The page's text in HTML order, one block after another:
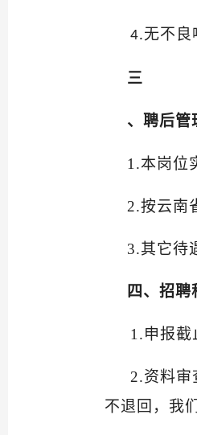
4.无不良
三
、聘后管
1.本岗位
2.按云南
3.其它待
四、招聘
1.申报截
2.资料审
不退回，我